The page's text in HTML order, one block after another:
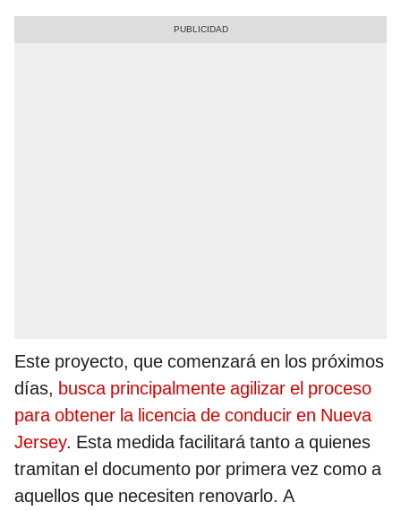
Este proyecto, que comenzará en los próximos
días, busca principalmente agilizar el proceso
para obtener la licencia de conducir en Nueva
Jersey. Esta medida facilitará tanto a quienes
tramitan el documento por primera vez como a
aquellos que necesiten renovarlo. A